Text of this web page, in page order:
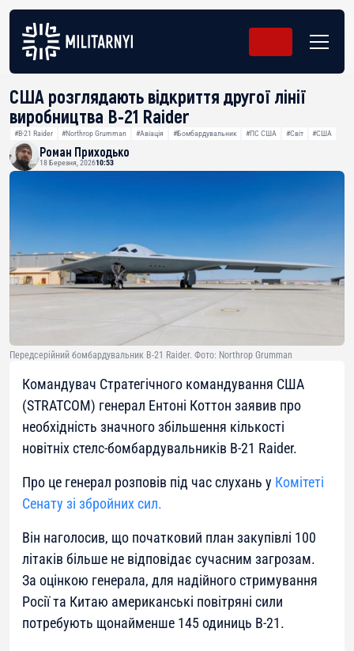
США розглядають відкриття другої лінії
виробництва B-21 Raider
#B-21 Raider #Northrop Grumman #Авіація #Бомбардувальник #ПС США #Світ #США
Роман Приходько
18 Березня, 202610:53
Передсерійний бомбардувальник B-21 Raider. Фото: Northrop Grumman
Командувач Стратегічного командування США
(STRATCOM) генерал Ентоні Коттон заявив про
необхідність значного збільшення кількості
новітніх стелс-бомбардувальників B-21 Raider.
Про це генерал розповів під час слухань у Комітеті
Сенату зі збройних сил.
Він наголосив, що початковий план закупівлі 100
літаків більше не відповідає сучасним загрозам.
За оцінкою генерала, для надійного стримування
Росії та Китаю американські повітряні сили
потребують щонайменше 145 одиниць B-21.